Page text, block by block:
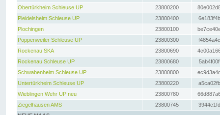
Obertürkheim Schleuse UP
23800200
Pleidelsheim Schleuse UP
23800400
Plochingen
23800100
Poppenweiler Schleuse UP
23800300
Rockenau SKA
23800690
Rockenau Schleuse UP
23800680
Schwabenheim Schleuse UP
23800800
Untertürkheim Schleuse UP
23800220
Wieblingen Wehr UP neu
23800780
Ziegelhausen AMS
23800745